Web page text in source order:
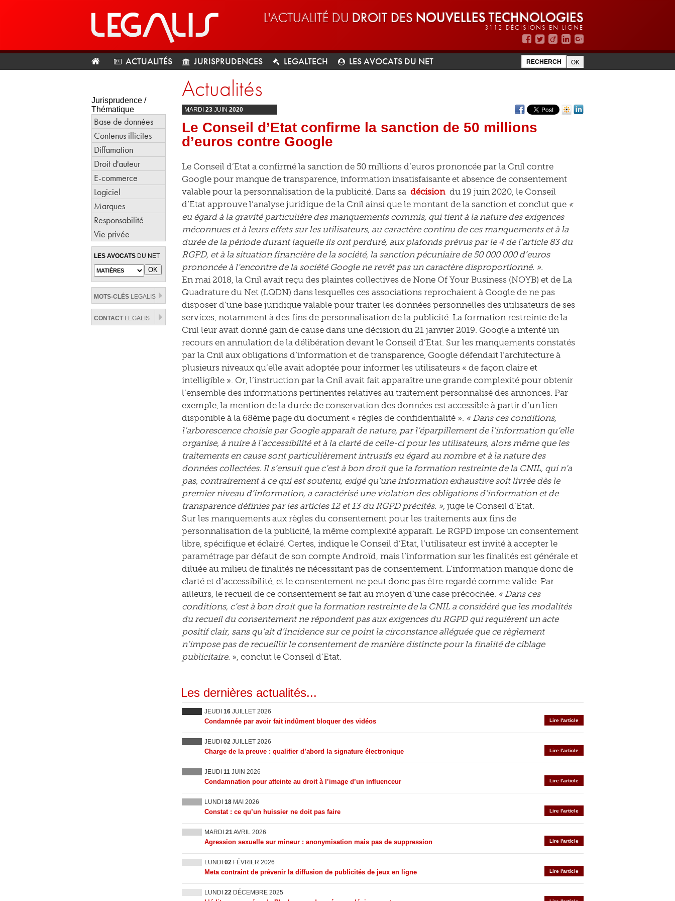
L'ACTUALITÉ DU DROIT DES NOUVELLES TECHNOLOGIES
3112 DÉCISIONS EN LIGNE
ACTUALITÉS JURISPRUDENCES LEGALTECH LES AVOCATS DU NET
Jurisprudence /
Thématique
Base de données
Contenus illicites
Diffamation
Droit d'auteur
E-commerce
Logiciel
Marques
Responsabilité
Vie privée
LES AVOCATS DU NET
MOTS-CLÉS LEGALIS
CONTACTLEGALIS
Actualités
MARDI 23 JUIN 2020
Le Conseil d’Etat confirme la sanction de 50 millions
d’euros contre Google
Le Conseil d’Etat a confirmé la sanction de 50 millions d’euros prononcée par la Cnil contre
Google pour manque de transparence, information insatisfaisante et absence de consentement
valable pour la personnalisation de la publicité. Dans sa décision du 19 juin 2020, le Conseil
d’Etat approuve l’analyse juridique de la Cnil ainsi que le montant de la sanction et conclut que «
eu égard à la gravité particulière des manquements commis, qui tient à la nature des exigences
méconnues et à leurs effets sur les utilisateurs, au caractère continu de ces manquements et à la
durée de la période durant laquelle ils ont perduré, aux plafonds prévus par le 4 de l’article 83 du
RGPD, et à la situation financière de la société, la sanction pécuniaire de 50 000 000 d’euros
prononcée à l’encontre de la société Google ne revêt pas un caractère disproportionné. ».
En mai 2018, la Cnil avait reçu des plaintes collectives de None Of Your Business (NOYB) et de La
Quadrature du Net (LQDN) dans lesquelles ces associations reprochaient à Google de ne pas
disposer d’une base juridique valable pour traiter les données personnelles des utilisateurs de ses
services, notamment à des fins de personnalisation de la publicité. La formation restreinte de la
Cnil leur avait donné gain de cause dans une décision du 21 janvier 2019. Google a intenté un
recours en annulation de la délibération devant le Conseil d’Etat. Sur les manquements constatés
par la Cnil aux obligations d’information et de transparence, Google défendait l’architecture à
plusieurs niveaux qu’elle avait adoptée pour informer les utilisateurs « de façon claire et
intelligible ». Or, l’instruction par la Cnil avait fait apparaître une grande complexité pour obtenir
l’ensemble des informations pertinentes relatives au traitement personnalisé des annonces. Par
exemple, la mention de la durée de conservation des données est accessible à partir d’un lien
disponible à la 68ème page du document « règles de confidentialité ». « Dans ces conditions,
l’arborescence choisie par Google apparaît de nature, par l’éparpillement de l’information qu’elle
organise, à nuire à l’accessibilité et à la clarté de celle-ci pour les utilisateurs, alors même que les
traitements en cause sont particulièrement intrusifs eu égard au nombre et à la nature des
données collectées. Il s’ensuit que c’est à bon droit que la formation restreinte de la CNIL, qui n’a
pas, contrairement à ce qui est soutenu, exigé qu’une information exhaustive soit livrée dès le
premier niveau d’information, a caractérisé une violation des obligations d’information et de
transparence définies par les articles 12 et 13 du RGPD précités. », juge le Conseil d’Etat.
Sur les manquements aux règles du consentement pour les traitements aux fins de
personnalisation de la publicité, la même complexité apparaît. Le RGPD impose un consentement
libre, spécifique et éclairé. Certes, indique le Conseil d’Etat, l’utilisateur est invité à accepter le
paramétrage par défaut de son compte Androïd, mais l’information sur les finalités est générale et
diluée au milieu de finalités ne nécessitant pas de consentement. L’information manque donc de
clarté et d’accessibilité, et le consentement ne peut donc pas être regardé comme valide. Par
ailleurs, le recueil de ce consentement se fait au moyen d’une case précochée. « Dans ces
conditions, c’est à bon droit que la formation restreinte de la CNIL a considéré que les modalités
du recueil du consentement ne répondent pas aux exigences du RGPD qui requièrent un acte
positif clair, sans qu’ait d’incidence sur ce point la circonstance alléguée que ce règlement
n’impose pas de recueillir le consentement de manière distincte pour la finalité de ciblage
publicitaire. », conclut le Conseil d’Etat.
Les dernières actualités...
JEUDI 16 JUILLET 2026
Lire l'article
Condamnée par avoir fait indûment bloquer des vidéos
JEUDI 02 JUILLET 2026
Lire l'article
Charge de la preuve : qualifier d’abord la signature électronique
JEUDI 11 JUIN 2026
Lire l'article
Condamnation pour atteinte au droit à l’image d’un influenceur
LUNDI 18 MAI 2026
Lire l'article
Constat : ce qu’un huissier ne doit pas faire
MARDI 21AVRIL 2026
Lire l'article
Agression sexuelle sur mineur : anonymisation mais pas de suppression
LUNDI 02 FÉVRIER 2026
Lire l'article
Meta contraint de prévenir la diffusion de publicités de jeux en ligne
LUNDI 22 DÉCEMBRE 2025